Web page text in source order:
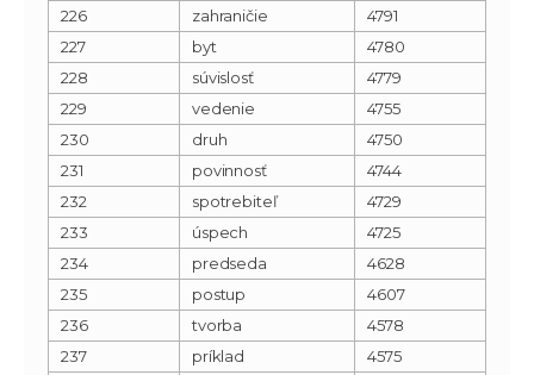
226
zahraničie
4791
227
byt
4780
228
súvislosť
4779
229
vedenie
4755
230
druh
4750
231
povinnosť
4744
232
spotrebiteľ
4729
233
úspech
4725
234
predseda
4628
235
postup
4607
236
tvorba
4578
237
príklad
4575